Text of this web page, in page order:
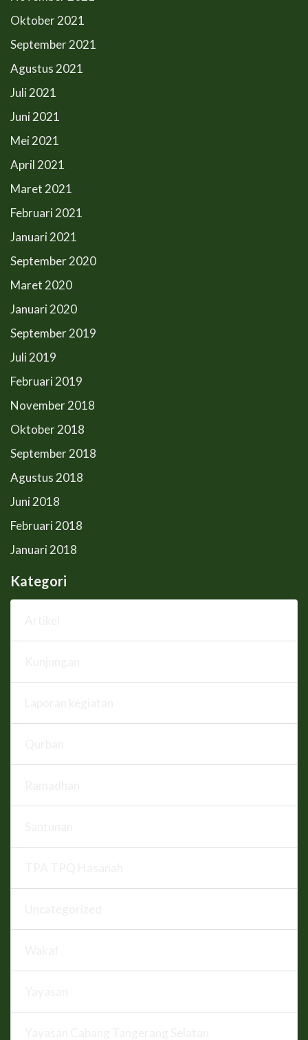
Oktober 2021
September 2021
Agustus 2021
Juli 2021
Juni 2021
Mei 2021
April 2021
Maret 2021
Februari 2021
Januari 2021
September 2020
Maret 2020
Januari 2020
September 2019
Juli 2019
Februari 2019
November 2018
Oktober 2018
September 2018
Agustus 2018
Juni 2018
Februari 2018
Januari 2018
Kategori